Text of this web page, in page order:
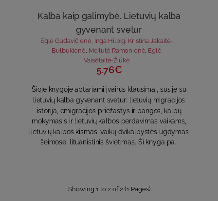
Kalba kaip galimybė. Lietuvių kalba
gyvenant svetur
Eglė Gudavičienė, Inga Hilbig, Kristina Jakaitė-
Bulbukienė, Meilutė Ramonienė, Eglė
Vaisėtaitė-Žiūkė
5.76€
Šioje knygoje aptariami įvairūs klausimai, susiję su
lietuvių kalba gyvenant svetur: lietuvių migracijos
istorija, emigracijos priežastys ir bangos, kalbų
mokymasis ir lietuvių kalbos perdavimas vaikams,
lietuvių kalbos kismas, vaikų dvikalbystės ugdymas
šeimose, lituanistinis švietimas. Ši knyga pa..
Showing 1 to 2 of 2 (1 Pages)